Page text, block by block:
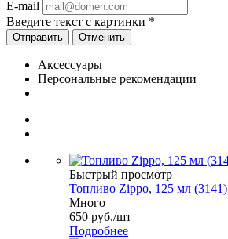
E-mail
Введите текст с картинки *
Отменить
Аксессуары
Персональные рекомендации
Быстрый просмотр
Топливо Zippo, 125 мл (3141)
Много
650 руб./шт
Подробнее